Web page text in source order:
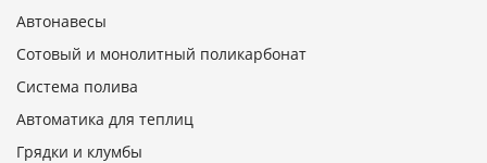
Автонавесы
Сотовый и монолитный поликарбонат
Система полива
Автоматика для теплиц
Грядки и клумбы